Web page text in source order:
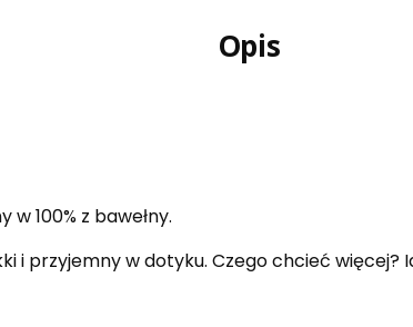
Opis
100% z bawełny.
i przyjemny w dotyku. Czego chcieć więcej?